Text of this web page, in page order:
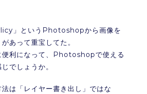
」というPhotoshopから画像を
あって重宝してた。
便利になって、Photoshopで使える
でしょうか。
は「レイヤー書き出し」ではな